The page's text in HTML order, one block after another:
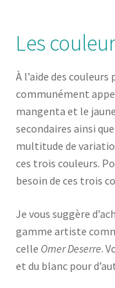
Les
À l’aide des
communément
mangenta et le
secondaires ainsi
multitude de
ces trois couleurs.
besoin de ces trois
Je vous suggère
gamme artiste
celle Omer Deserre.
et du blanc pour